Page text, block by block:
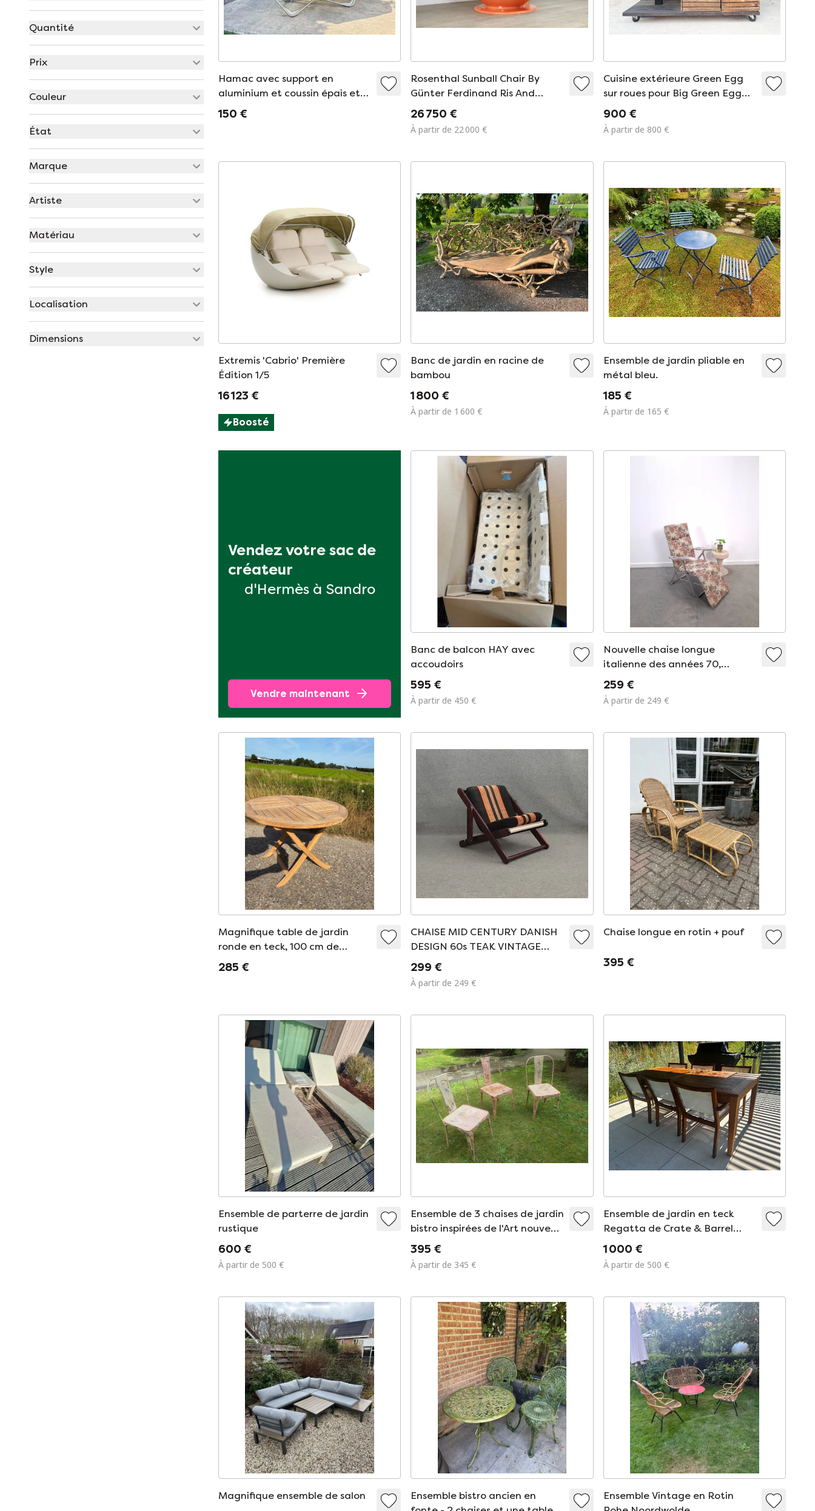
Quantité
Prix
Couleur
État
Marque
Artiste
Matériau
Style
Localisation
Dimensions
Hamac avec support en
aluminium et coussin épais et
rembourré
150 €
Rosenthal Sunball Chair By
Günter Ferdinand Ris And
Herbert Selldorf
26 750 €
À partir de 22 000 €
Cuisine extérieure Green Egg
sur roues pour Big Green Egg
Medium
900 €
À partir de 800 €
Extremis 'Cabrio' Première
Édition 1/5
16 123 €
Boosté
Banc de jardin en racine de
bambou
1 800 €
À partir de 1 600 €
Ensemble de jardin pliable en
métal bleu.
185 €
À partir de 165 €
Vendez votre sac de
créateur
d'Hermès à Sandro
Vendre maintenant
Banc de balcon HAY avec
accoudoirs
595 €
À partir de 450 €
Nouvelle chaise longue
italienne des années 70,
réglable et pliable, ornée de
fleurs.
259 €
À partir de 249 €
Magnifique table de jardin
ronde en teck, 100 cm de
diamètre, de qualité supérieure
285 €
CHAISE MID CENTURY DANISH
DESIGN 60s TEAK VINTAGE
RETRO
299 €
À partir de 249 €
Chaise longue en rotin + pouf
395 €
Ensemble de parterre de jardin
rustique
600 €
À partir de 500 €
Ensemble de 3 chaises de jardin
bistro inspirées de l'Art nouveau
Tolix
395 €
À partir de 345 €
Ensemble de jardin en teck
Regatta de Crate & Barrel
(table et 6 chaises)
1 000 €
À partir de 500 €
Magnifique ensemble de salon
Ensemble bistro ancien en
Ensemble Vintage en Rotin